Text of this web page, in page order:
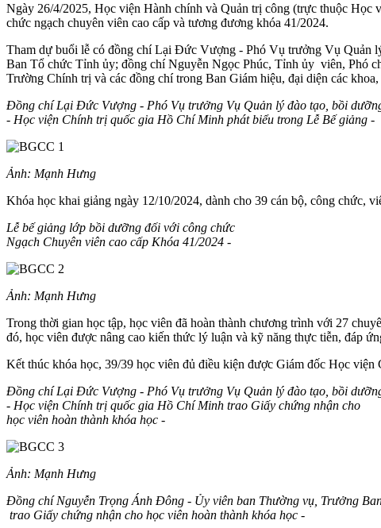
Ngày 26/4/2025, Học viện Hành chính và Quản trị công (trực thuộc
chức ngạch chuyên viên cao cấp và tương đương khóa 41/2024.
Tham dự buổi lễ có đồng chí Lại Đức Vượng - Phó Vụ trưởng Vụ Quản
Ban Tổ chức Tỉnh ủy; đồng chí Nguyễn Ngọc Phúc, Tỉnh ủy viên, Phó
Trường Chính trị và các đồng chí trong Ban Giám hiệu, đại diện các
Đồng chí Lại Đức Vượng - Phó Vụ trưởng Vụ Quản lý đào tạo, bồi
- Học viện Chính trị quốc gia Hồ Chí Minh phát biểu trong Lễ Bế giảng -
Ảnh: Mạnh Hưng
Khóa học khai giảng ngày 12/10/2024, dành cho 39 cán bộ, công chức,
Lễ bế giảng lớp bồi dưỡng đối với công chức
Ngạch Chuyên viên cao cấp Khóa 41/2024 -
Ảnh: Mạnh Hưng
Trong thời gian học tập, học viên đã hoàn thành chương trình với 27
đó, học viên được nâng cao kiến thức lý luận và kỹ năng thực tiễn, đáp
Kết thúc khóa học, 39/39 học viên đủ điều kiện được Giám đốc Học
Đồng chí Lại Đức Vượng - Phó Vụ trưởng Vụ Quản lý đào tạo, bồi
- Học viện Chính trị quốc gia Hồ Chí Minh trao Giấy chứng nhận cho
học viên hoàn thành khóa học -
Ảnh: Mạnh Hưng
Đồng chí Nguyễn Trọng Ánh Đông - Ủy viên ban Thường vụ, Trưởng
trao Giấy chứng nhận cho học viên hoàn thành khóa học -